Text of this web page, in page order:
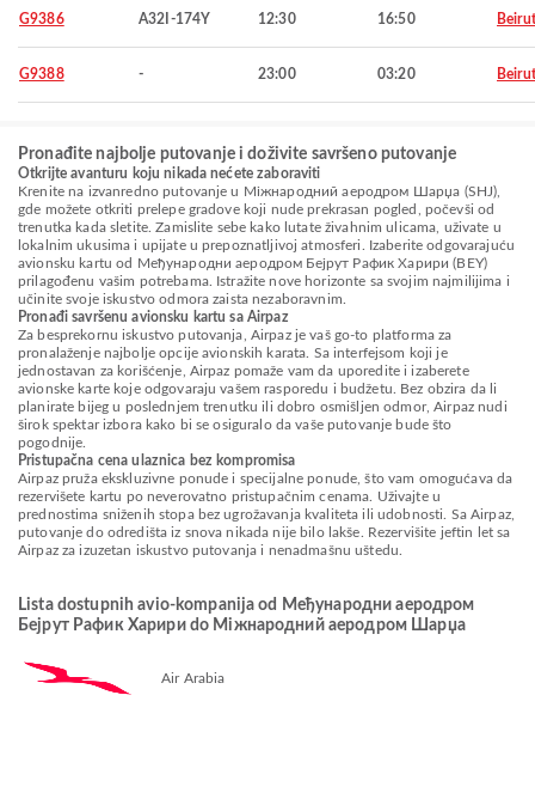
G9386 A32I-174Y 12:30 16:50 Beirut
G9388 - 23:00 03:20 Beirut
Pronađite najbolje putovanje i doživite savršeno putovanje
Otkrijte avanturu koju nikada nećete zaboraviti
Krenite na izvanredno putovanje u Міжнародний аеродром Шарџа (SHJ),
gde možete otkriti prelepe gradove koji nude prekrasan pogled, počevši od
trenutka kada sletite. Zamislite sebe kako lutate živahnim ulicama, uživate u
lokalnim ukusima i upijate u prepoznatljivoj atmosferi. Izaberite odgovarajuću
avionsku kartu od Међународни аеродром Бејрут Рафик Харири (BEY)
prilagođenu vašim potrebama. Istražite nove horizonte sa svojim najmilijima i
učinite svoje iskustvo odmora zaista nezaboravnim.
Pronađi savršenu avionsku kartu sa Airpaz
Za besprekornu iskustvo putovanja, Airpaz je vaš go-to platforma za
pronalaženje najbolje opcije avionskih karata. Sa interfejsom koji je
jednostavan za korišćenje, Airpaz pomaže vam da uporedite i izaberete
avionske karte koje odgovaraju vašem rasporedu i budžetu. Bez obzira da li
planirate bijeg u poslednjem trenutku ili dobro osmišljen odmor, Airpaz nudi
širok spektar izbora kako bi se osiguralo da vaše putovanje bude što
pogodnije.
Pristupačna cena ulaznica bez kompromisa
Airpaz pruža ekskluzivne ponude i specijalne ponude, što vam omogućava da
rezervišete kartu po neverovatno pristupačnim cenama. Uživajte u
prednostima sniženih stopa bez ugrožavanja kvaliteta ili udobnosti. Sa Airpaz,
putovanje do odredišta iz snova nikada nije bilo lakše. Rezervišite jeftin let sa
Airpaz za izuzetan iskustvo putovanja i nenadmašnu uštedu.
Lista dostupnih avio-kompanija od Међународни аеродром
Бејрут Рафик Харири do Міжнародний аеродром Шарџа
Air Arabia